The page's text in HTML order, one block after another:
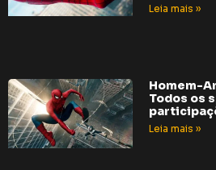
Leia mais »
Homem-
Todos os
Leia mais »